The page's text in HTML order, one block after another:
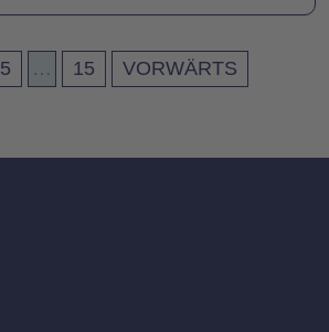
5 … 15 VORWÄRTS